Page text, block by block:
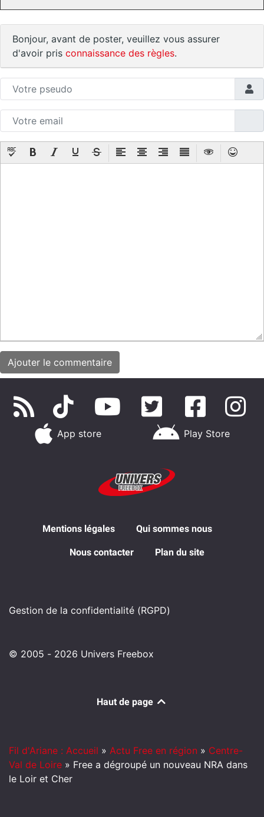
Bonjour, avant de poster, veuillez vous assurer
d'avoir pris connaissance des règles.
App store Play Store
Mentions légales Qui sommes nous
Nous contacter Plan du site
Gestion de la confidentialité (RGPD)
© 2005 - 2026 Univers Freebox
Haut de page
Fil d'Ariane : Accueil » Actu Free en région » Centre-
Val de Loire » Free a dégroupé un nouveau NRA dans
le Loir et Cher